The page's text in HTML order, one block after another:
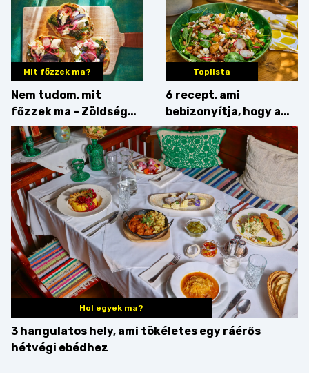
Mit főzzek ma?
Nem tudom, mit
főzzek ma – Zöldség
minden mennyiségben
Toplista
6 recept, ami
bebizonyítja, hogy a
barack húsok mellé is
zseniális
Hol egyek ma?
3 hangulatos hely, ami tökéletes egy ráérős
hétvégi ebédhez